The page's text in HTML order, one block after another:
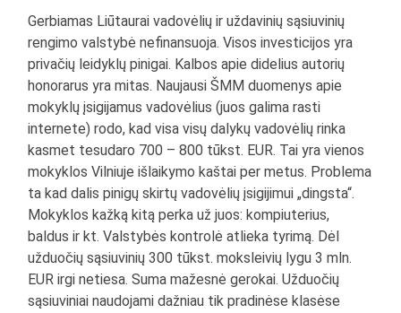
Gerbiamas Liūtaurai vadovėlių ir uždavinių sąsiuvinių
rengimo valstybė nefinansuoja. Visos investicijos yra
privačių leidyklų pinigai. Kalbos apie didelius autorių
honorarus yra mitas. Naujausi ŠMM duomenys apie
mokyklų įsigijamus vadovėlius (juos galima rasti
internete) rodo, kad visa visų dalykų vadovėlių rinka
kasmet tesudaro 700 – 800 tūkst. EUR. Tai yra vienos
mokyklos Vilniuje išlaikymo kaštai per metus. Problema
ta kad dalis pinigų skirtų vadovėlių įsigijimui „dingsta“.
Mokyklos kažką kitą perka už juos: kompiuterius,
baldus ir kt. Valstybės kontrolė atlieka tyrimą. Dėl
užduočių sąsiuvinių 300 tūkst. moksleivių lygu 3 mln.
EUR irgi netiesa. Suma mažesnė gerokai. Užduočių
sąsiuviniai naudojami dažniau tik pradinėse klasėse